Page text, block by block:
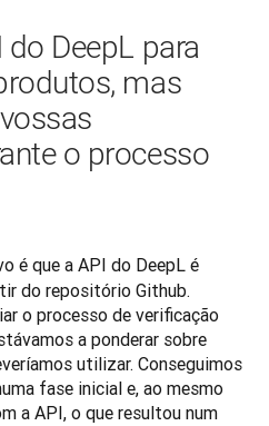
DeepL para
mas
o processo
é que a API do DeepL é
do repositório Github.
o processo de verificação
a ponderar sobre
utilizar. Conseguimos
fase inicial e, ao mesmo
a API, o que resultou num